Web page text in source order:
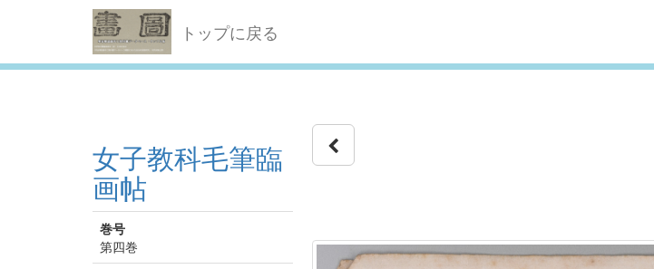
トップに戻る
女子教科毛筆臨
画帖
巻号
第四巻